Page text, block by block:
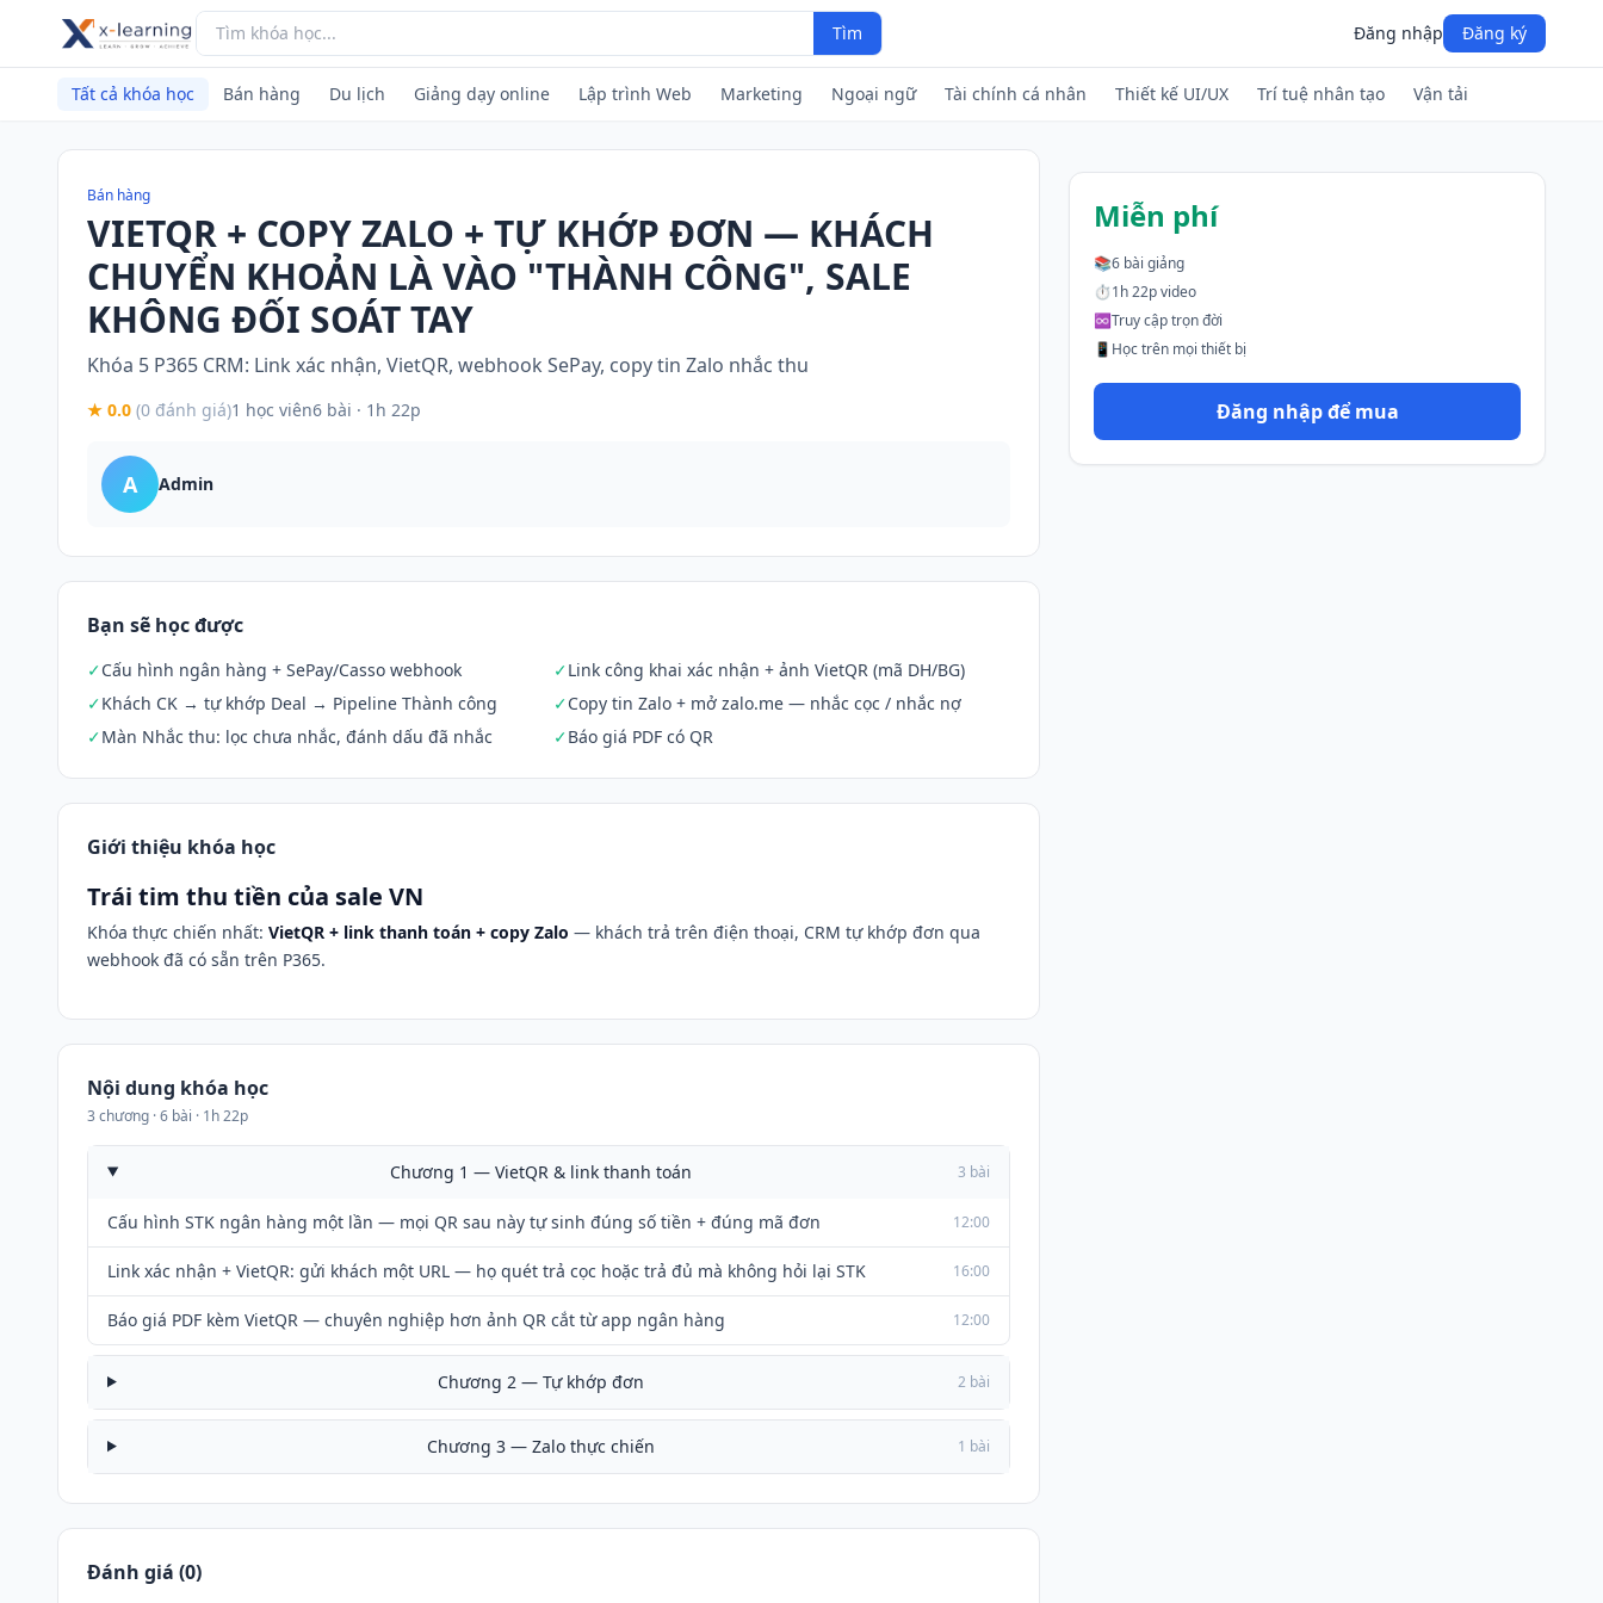
Tìm Đăng nhập Đăng ký
Tất cả khóa học Bán hàng Du lịch Giảng dạy online Lập trình Web Marketing Ngoại ngữ Tài chính cá nhân Thiết kế UI/UX Trí tuệ nhân tạo Vận tải
Bán hàng
VIETQR + COPY ZALO + TỰ KHỚP ĐƠN — KHÁCH
CHUYỂN KHOẢN LÀ VÀO "THÀNH CÔNG", SALE
KHÔNG ĐỐI SOÁT TAY
Khóa 5 P365 CRM: Link xác nhận, VietQR, webhook SePay, copy tin Zalo nhắc thu
★ 0.0 (0 đánh giá)1 học viên6 bài · 1h 22p
A Admin
Bạn sẽ học được
✓Cấu hình ngân hàng + SePay/Casso webhook ✓Link công khai xác nhận + ảnh VietQR (mã DH/BG)
✓Khách CK → tự khớp Deal → Pipeline Thành công ✓Copy tin Zalo + mở zalo.me — nhắc cọc / nhắc nợ
✓Màn Nhắc thu: lọc chưa nhắc, đánh dấu đã nhắc ✓Báo giá PDF có QR
Giới thiệu khóa học
Trái tim thu tiền của sale VN
Khóa thực chiến nhất: VietQR + link thanh toán + copy Zalo — khách trả trên điện thoại, CRM tự khớp đơn qua
webhook đã có sẵn trên P365.
Nội dung khóa học
3 chương · 6 bài · 1h 22p
Chương 1 — VietQR & link thanh toán 3 bài
Cấu hình STK ngân hàng một lần — mọi QR sau này tự sinh đúng số tiền + đúng mã đơn 12:00
Link xác nhận + VietQR: gửi khách một URL — họ quét trả cọc hoặc trả đủ mà không hỏi lại STK 16:00
Báo giá PDF kèm VietQR — chuyên nghiệp hơn ảnh QR cắt từ app ngân hàng 12:00
Chương 2 — Tự khớp đơn 2 bài
Chương 3 — Zalo thực chiến 1 bài
Đánh giá (0)
Miễn phí
📚6 bài giảng
⏱1h 22p video
♾Truy cập trọn đời
📱 Học trên mọi thiết bị
Đăng nhập để mua